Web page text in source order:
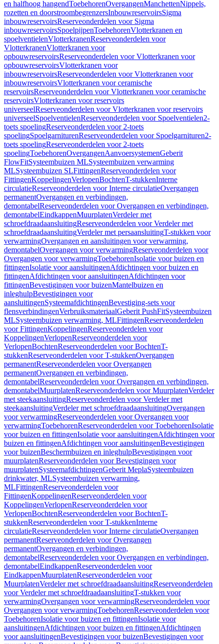
en halfhoog hangendToebehorenOvergangenManchettenNippels,
rozetten en doorstroombegrenzersInbouwreservoirsSigma
inbouwreservoirsReserveonderdelen voor Sigma
inbouwreservoirsSpoelpijpenToebehorenVlotterkranen en
spoelventielenVlotterkranenReserveonderdelen voor
VlotterkranenVlotterkranen voor
opbouwreservoirsReserveonderdelen voor Vlotterkranen voor
opbouwreservoirsVlotterkranen voor
inbouwreservoirsReserveonderdelen voor Vlotterkranen voor
inbouwreservoirsVlotterkranen voor ceramische
reservoirsReserveonderdelen voor Vlotterkranen voor ceramische
reservoirsVlotterkranen voor reservoirs
universeelReserveonderdelen voor Vlotterkranen voor reservoirs
universeelSpoelventielenReserveonderdelen voor Spoelventielen2-
toets spoelingReserveonderdelen voor 2-toets
spoelingSpoelgarniturenReserveonderdelen voor Spoelgarnituren2-
toets spoelingReserveonderdelen voor 2-toets
spoelingToebehorenOvergangenAanvoersystemenGeberit
FlowFitSysteembuizen MLSysteembuizen verwarming
MLSysteembuizen SLFittingenReserveonderdelen voor
FittingenKoppelingenVerlopenBochtenT-stukkenInterne
circulatieReserveonderdelen voor Interne circulatieOvergangen
permanentOvergangen en verbindingen,
demontabelReserveonderdelen voor Overgangen en verbindingen,
demontabelEindkappenMuurplatenVerdeler met
schroefdraadaansluitingReserveonderdelen voor Verdeler met
schroefdraadaansluitingVerdeler met persaansluitingT-stukken voor
verwarmingOvergangen en aansluitingen voor verwarming,
demontabelOvergangen voor verwarmingReserveonderdelen voor
Overgangen voor verwarmingToebehorenIsolatie voor buizen en
fittingenIsolatie voor aansluitingenAfdichtingen voor buizen en
fittingenAfdichtingen voor aansluitingenAfdichtingen voor
fittingenBevestigingen voor buizenMantelbuizen en
inleghulpBevestigingen voor
aansluitingenSysteemafdichtingenBevestiging-sets voor
flensverbindingenVerbruiksmateriaalGeberit PushFitSysteembuizen
MLSysteembuizen verwarming, MLFittingenReserveonderdelen
voor FittingenKoppelingenReserveonderdelen voor
KoppelingenVerlopenReserveonderdelen voor
VerlopenBochtenReserveonderdelen voor BochtenT-
stukkenReserveonderdelen voor T-stukkenOvergangen
permanentReserveonderdelen voor Overgangen
permanentOvergangen en verbindingen,
demontabelReserveonderdelen voor Overgangen en verbindingen,
demontabelMuurplatenReserveonderdelen voor MuurplatenVerdeler
met steekaansluitingReserveonderdelen voor Verdeler met
steekaansluitingVerdeler met schroefdraadaansluitingOvergangen
voor verwarmingReserveonderdelen voor Overgangen voor
verwarmingToebehorenReserveonderdelen voor ToebehorenIsolatie
voor buizen en fittingenIsolatie voor aansluitingenAfdichtingen voor
buizen en fittingenAfdichtingen voor aansluitingenBevestigingen
voor buizenBeschermbuizen en inleghulpBevestigingen voor
muurplatenReserveonderdelen voor Bevestigingen voor
muurplatenSysteemafdichtingenGeberit MeplaSysteembuizen
drinkwater, MLSysteembuizen verwarming,
MLFittingenReserveonderdelen voor
FittingenKoppelingenReserveonderdelen voor
KoppelingenVerlopenReserveonderdelen voor
VerlopenBochtenReserveonderdelen voor BochtenT-
stukkenReserveonderdelen voor T-stukkenInterne
circulatieReserveonderdelen voor Interne circulatieOvergangen
permanentReserveonderdelen voor Overgangen
permanentOvergangen en verbindingen,
demontabelReserveonderdelen voor Overgangen en verbindingen,
demontabelEindkappenReserveonderdelen voor
EindkappenMuurplatenReserveonderdelen voor
MuurplatenVerdeler met schroefdraadaansluitingReserveonderdelen
voor Verdeler met schroefdraadaansluitingT-stukken voor
verwarmingOvergangen voor verwarmingReserveonderdelen voor
Overgangen voor verwarmingToebehorenReserveonderdelen voor
ToebehorenIsolatie voor buizen en fittingenIsolatie voor
aansluitingenAfdichtingen voor buizen en fittingenAfdichtingen
voor aansluitingenBevestigingen voor buizenBevestigingen voor